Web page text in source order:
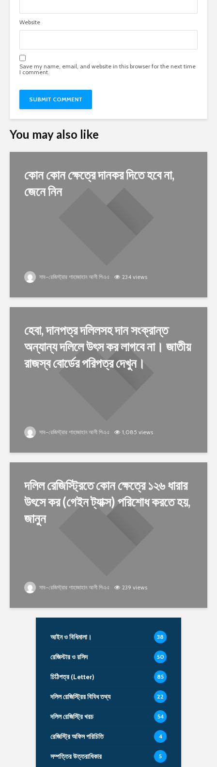
Website
Save my name, email, and website in this browser for the next time
I comment.
You may also like
কোন কোন ক্ষেত্রে দানকর দিতে হবে না,
জেনে নিন
সাব-রেজিস্ট্রার শাহাজাহান আলী পিএএ 234 views
হেবা, দানপত্র দলিলসহ দান সংক্রান্ত
অন্যান্য দলিলে উৎস কর লাগবে না। জাতীয়
রাজস্ব বোর্ডের পরিপত্র দেখুন।
সাব-রেজিস্ট্রার শাহাজাহান আলী পিএএ 1,085 views
দলিল রেজিস্ট্রিতে কোন ক্ষেত্রে ১২৬ ধারার
উৎসে কর (গেইন ট্যাক্স) পরিশোধ করতে হয়,
জানুন
সাব-রেজিস্ট্রার শাহাজাহান আলী পিএএ 239 views
আইন ও বিধিমালা। 38
রেজিস্টার ও রসিদ 50
চিঠিপত্র (Letter) 85
দলিল রেজিস্ট্রির বিবিধ তথ্য 22
দলিল রেজিস্ট্রি খরচ 54
রেজিস্ট্রি অফিস পরিচিতি 4
সম্পত্তির উত্তরাধিকার 5